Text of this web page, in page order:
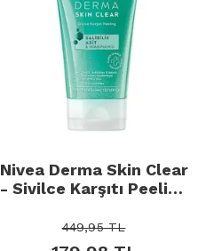
Nivea Derma Skin Clear
- Sivilce Karşıtı Peeling
449,95TL